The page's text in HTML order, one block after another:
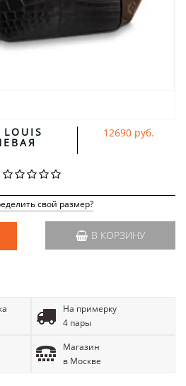
12690 руб.
свой размер?
В КОРЗИНУ
На примерку
4 пары
Магазин
в Москве